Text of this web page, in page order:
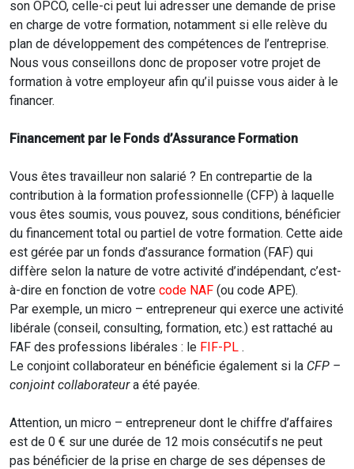
son OPCO, celle-ci peut lui adresser une demande de prise
en charge de votre formation, notamment si elle relève du
plan de développement des compétences de l’entreprise.
Nous vous conseillons donc de proposer votre projet de
formation à votre employeur afin qu’il puisse vous aider à le
financer.
Financement par le Fonds d’Assurance Formation
Vous êtes travailleur non salarié ? En contrepartie de la
contribution à la formation professionnelle (CFP) à laquelle
vous êtes soumis, vous pouvez, sous conditions, bénéficier
du financement total ou partiel de votre formation. Cette aide
est gérée par un fonds d’assurance formation (FAF) qui
diffère selon la nature de votre activité d’indépendant, c’est-
à-dire en fonction de votre code NAF (ou code APE).
Par exemple, un micro – entrepreneur qui exerce une activité
libérale (conseil, consulting, formation, etc.) est rattaché au
FAF des professions libérales : le FIF-PL .
Le conjoint collaborateur en bénéficie également si la CFP –
conjoint collaborateura été payée.
Attention, un micro – entrepreneur dont le chiffre d’affaires
est de 0 € sur une durée de 12 mois consécutifs ne peut
pas bénéficier de la prise en charge de ses dépenses de